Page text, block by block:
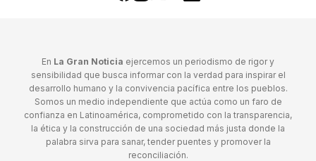
En La Gran Noticia ejercemos un periodismo de rigor y
sensibilidad que busca informar con la verdad para inspirar el
desarrollo humano y la convivencia pacífica entre los pueblos.
Somos un medio independiente que actúa como un faro de
confianza en Latinoamérica, comprometido con la transparencia,
la ética y la construcción de una sociedad más justa donde la
palabra sirva para sanar, tender puentes y promover la
reconciliación.